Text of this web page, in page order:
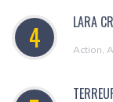
4 LARA
Action,